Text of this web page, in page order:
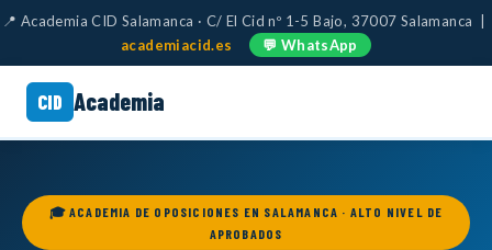
📍 Academia CID Salamanca · C/ El Cid nº 1-5 Bajo, 37007 Salamanca |
academiacid.es
💬 WhatsApp
CID Academia
🎓 ACADEMIA DE OPOSICIONES EN SALAMANCA · ALTO NIVEL DE
APROBADOS